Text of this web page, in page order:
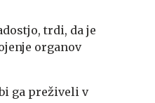
trdi, da je
organov
ga preživeli v